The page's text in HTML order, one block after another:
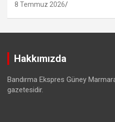
8 Temmuz 2026
Hakkımızda
Bandırma Ekspres Güney
gazetesidir.